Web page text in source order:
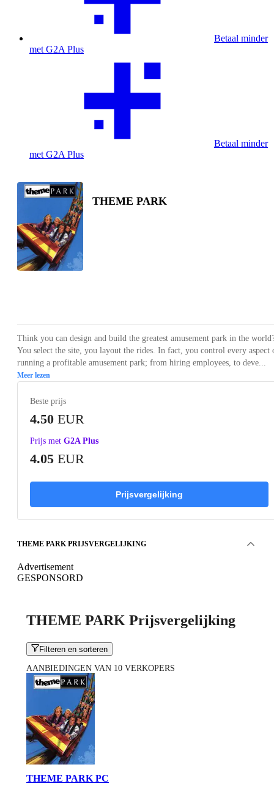
Betaal minder
met G2A Plus
Betaal minder
met G2A Plus
THEME PARK
Think you can design and build the greatest amusement park in the
You select the site, you layout the rides. In fact, you control every aspect
running a profitable amusement park; from hiring employees, to deve...
Meer lezen
Beste prijs
4.50 EUR
Prijs met G2A Plus
4.05 EUR
Prijsvergelijking
THEME PARK PRIJSVERGELIJKING
Advertisement
GESPONSORD
THEME PARK Prijsvergelijking
Filteren en sorteren
AANBIEDINGEN VAN 10 VERKOPERS
THEME PARK PC